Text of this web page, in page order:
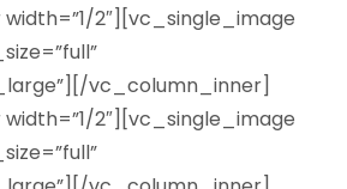
2″][vc_single_image
vc_column_inner]
2″][vc_single_image